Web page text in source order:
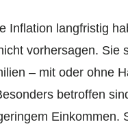
Inflation langfristig
vorhersagen. Sie
– mit oder ohne
betroffen
Einkommen.